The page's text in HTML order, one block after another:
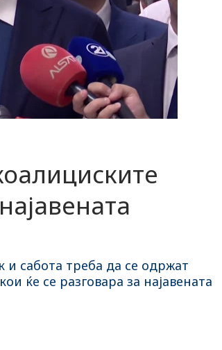
сабота треба да се одржат
ќе се разговара за најавената